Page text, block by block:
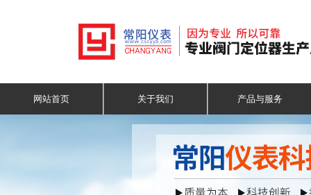
网站首页 关于我们 产品与服务